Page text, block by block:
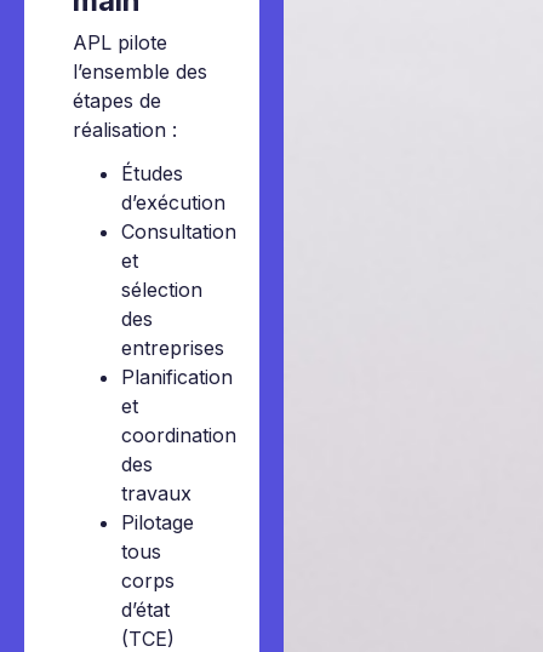
APL pilote
l’ensemble des
étapes de
réalisation :
Études
d’exécution
Consultation
et
sélection
des
entreprises
Planification
et
coordination
des
travaux
Pilotage
tous
corps
d’état
(TCE)